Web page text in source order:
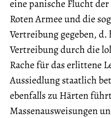
eine panische Flucht
Roten Armee und die
Vertreibung gegeben, d.
Vertreibung durch die
Rache für das erlittene
Aussiedlung staatlich
ebenfalls zu Härten
Massenausweisungen